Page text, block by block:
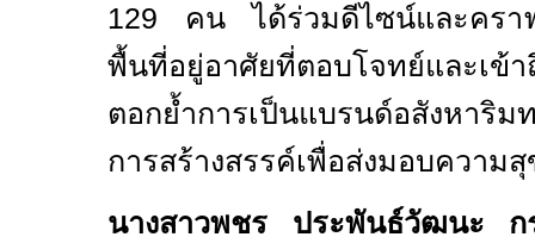
129 คน ได้ร่วมดีไซน์และครา
พื้นที่อยู่อาศัยที่ตอบโจทย์และเข้
ตอกย้ำการเป็นแบรนด์อสังหาริม
การสร้างสรรค์เพื่อส่งมอบความ
นางสาวพชร ประพันธ์วัฒนะ ก